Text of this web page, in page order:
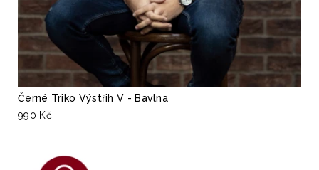
Černé Triko Výstřih V - Bavlna
990 Kč